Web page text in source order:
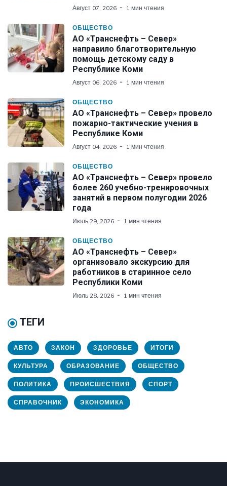
Август 07, 2026 1 мин чтения
ОБЩЕСТВО
АО «Транснефть – Север»
направило благотворительную
помощь детскому саду в
Республике Коми
Август 06, 2026 1 мин чтения
ОБЩЕСТВО
АО «Транснефть – Север» провело
пожарно-тактические учения в
Республике Коми
Август 04, 2026 1 мин чтения
ОБЩЕСТВО
АО «Транснефть – Север» провело
более 260 учебно-тренировочных
занятий в первом полугодии 2026
года
Июль 29, 2026 1 мин чтения
ОБЩЕСТВО
АО «Транснефть – Север»
организовало экскурсию для
работников в старинное село
Республики Коми
Июль 28, 2026 1 мин чтения
ТЕГИ
АВТО ЗАКОН ЗДОРОВЬЕ ИТОГИ
КУЛЬТУРА ОБРАЗОВАНИЕ ОБЩЕСТВО
ПОЛИТИКА ПРОИСШЕСТВИЯ СПОРТ
СПРАВОЧНИК ЭКОНОМИКА